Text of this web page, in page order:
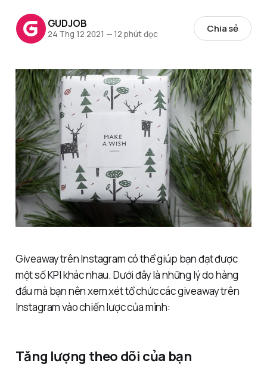
GUDJOB
24 Thg 12 2021 —12 phút đọc Chia sẻ
Giveaway trên Instagram có thể giúp bạn đạt được
một số KPI khác nhau. Dưới đây là những lý do hàng
đầu mà bạn nên xem xét tổ chức các giveaway trên
Instagram vào chiến lược của mình:
Tăng lượng theo dõi của bạn